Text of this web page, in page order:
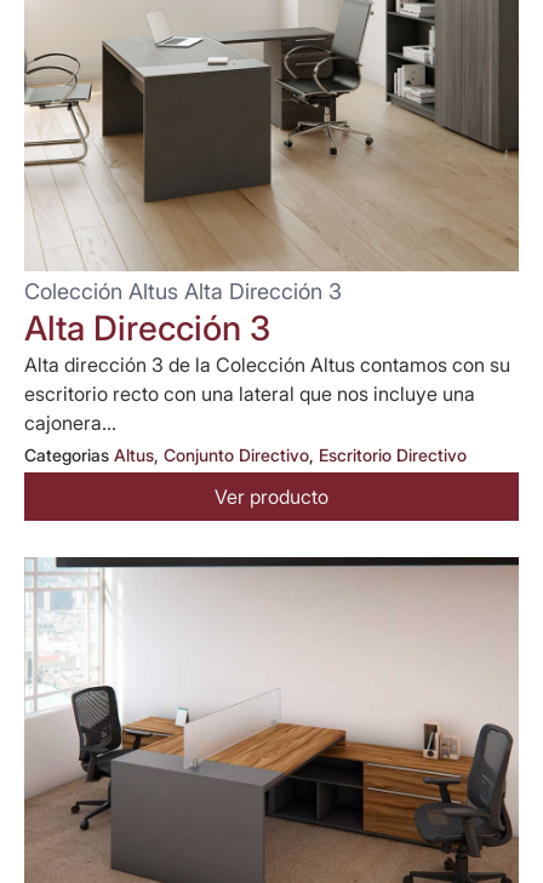
Colección Altus Alta Dirección 3
Alta Dirección 3
Alta dirección 3 de la Colección Altus contamos con su
escritorio recto con una lateral que nos incluye una
cajonera...
Categorias Altus, Conjunto Directivo, Escritorio Directivo
Ver producto